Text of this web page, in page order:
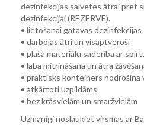
dezinfekcijas salvetes ātrai pret
dezinfekcijai (REZERVE).
• lietošanai gatavas
• darbojas ātri un visaptveroši
• plaša materiālu saderība ar
• laba mitrināšana un ātra
• praktisks konteiners nodrošina
• atkārtoti uzpildāms
• bez krāsvielām un smaržvielām
Uzmanīgi noslaukiet virsmas ar